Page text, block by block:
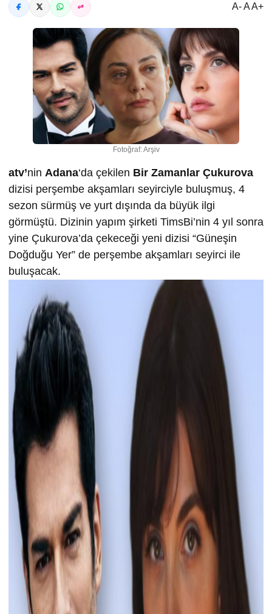
A- A A+
Fotoğraf: Arşiv
atv’nin Adana‘da çekilen Bir Zamanlar Çukurova
dizisi perşembe akşamları seyirciyle buluşmuş, 4
sezon sürmüş ve yurt dışında da büyük ilgi
görmüştü. Dizinin yapım şirketi TimsBi’nin 4 yıl sonra
yine Çukurova’da çekeceği yeni dizisi “Güneşin
Doğduğu Yer” de perşembe akşamları seyirci ile
buluşacak.